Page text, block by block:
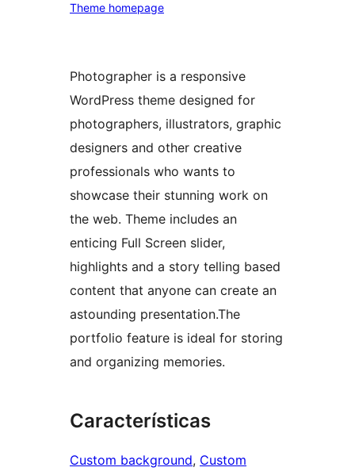
Theme homepage
Photographer is a responsive
WordPress theme designed for
photographers, illustrators, graphic
designers and other creative
professionals who wants to
showcase their stunning work on
the web. Theme includes an
enticing Full Screen slider,
highlights and a story telling based
content that anyone can create an
astounding presentation.The
portfolio feature is ideal for storing
and organizing memories.
Características
Custom background, Custom